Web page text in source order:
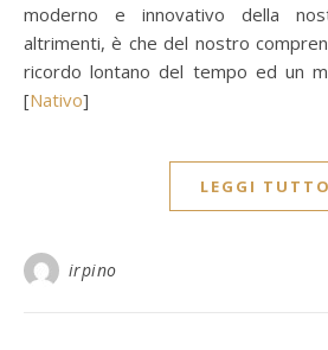
moderno e innovativo della
altrimenti, è che del nostro
ricordo lontano del tempo ed un
[Nativo]
LEGGI TUTTO
irpino